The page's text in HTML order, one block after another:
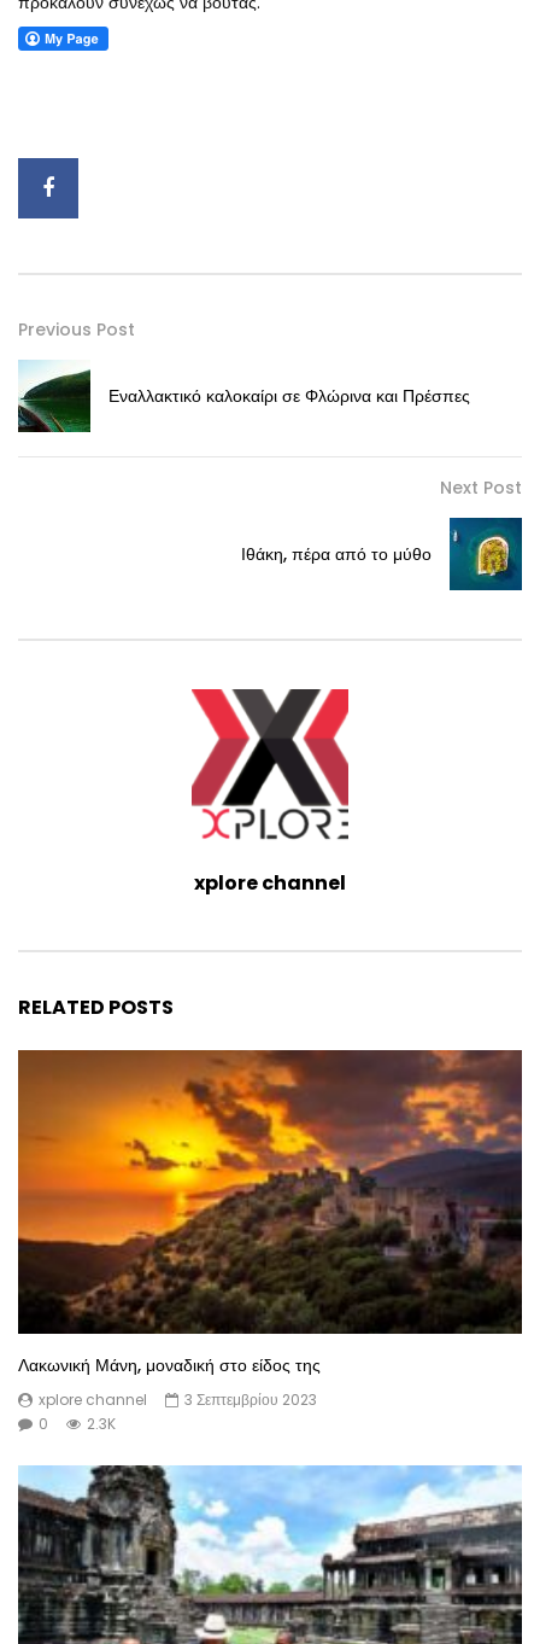
Previous Post
Εναλλακτικό καλοκαίρι σε Φλώρινα και Πρέσπες
Next Post
Ιθάκη, πέρα από το μύθο
xplore channel
RELATED POSTS
Λακωνική Μάνη, μοναδική στο είδος της
xplore channel
3 Σεπτεμβρίου 2023
0
2.3K